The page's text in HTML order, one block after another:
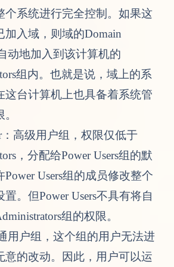
个系统进行完全控制。如果这
加入域，则域的Domain
动地加入到该计算机的
组内。也就是说，域上的系
这台计算机上也具备着系统管
：高级用户组，权限仅低于
，分配给Power Users组的默
Users组的成员修改整个
。但Power Users不具有将自
组的权限。
用户组，这个组的用户无法进
意的改动。因此，用户可以运